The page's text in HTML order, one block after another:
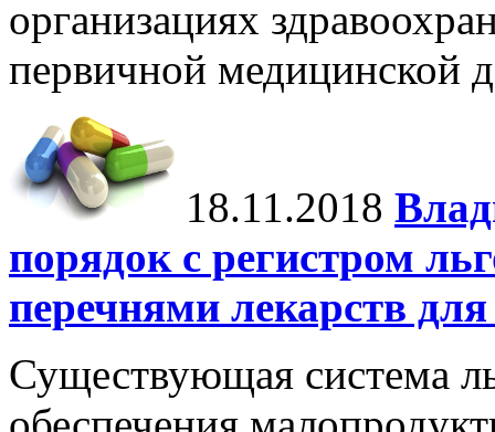
организациях
первичной медицинской
18.11.2018
порядок с регистром
перечнями лекарств
Существующая система